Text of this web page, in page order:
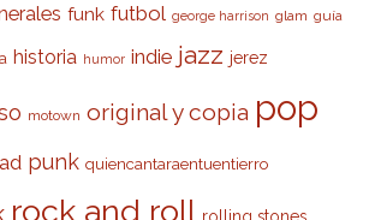
funk futbol george harrison glam guía
historia humor indie jazz jerez
motown original y copia pop
punk quiencantaraentuentierro
rock and roll